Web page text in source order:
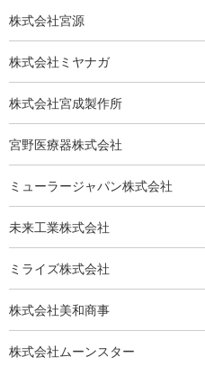
株式会社宮源
株式会社ミヤナガ
株式会社宮成製作所
宮野医療器株式会社
ミューラージャパン株式会社
未来工業株式会社
ミライズ株式会社
株式会社美和商事
株式会社ムーンスター